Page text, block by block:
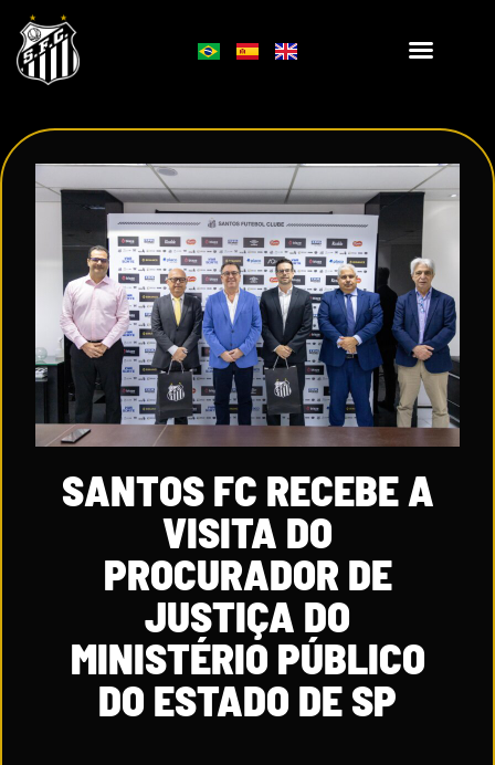
SANTOS FC RECEBE A
VISITA DO
PROCURADOR DE
JUSTIÇA DO
MINISTÉRIO PÚBLICO
DO ESTADO DE SP